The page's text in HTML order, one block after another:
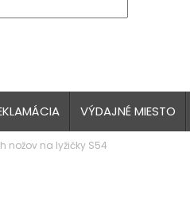
VÝDAJNÉ MIESTO
nožov na lyžičky S54